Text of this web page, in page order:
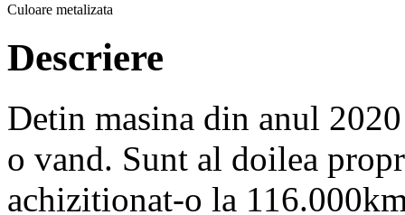
Culoare metalizata
Descriere
Detin masina din anul
o vand. Sunt al doilea
achizitionat-o la